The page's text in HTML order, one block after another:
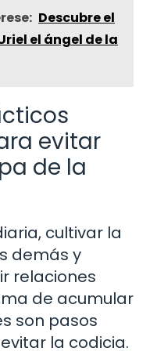
Descubre el
el ángel de la
evitar
de la
cultivar la
demás y
relaciones
de acumular
son pasos
la codicia.